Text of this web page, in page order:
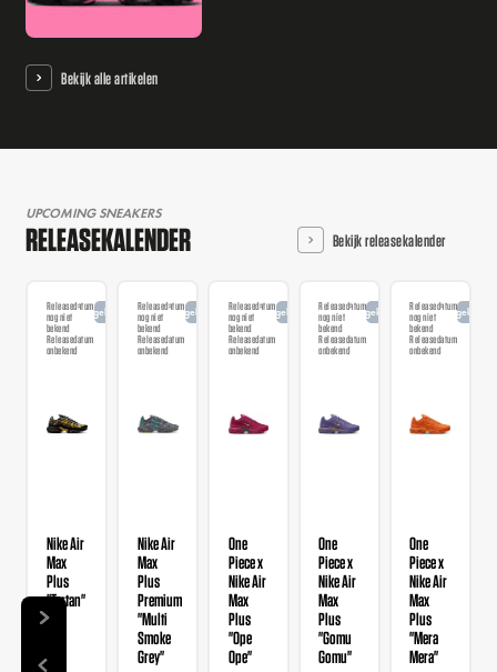
Bekijk alle artikelen
UPCOMING SNEAKERS
RELEASEKALENDER Bekijk releasekalender
Releasedatum
nog niet
bekend
Releasedatum
onbekend
Aangekondigd
Nike Air
Max
Plus
"Tartan"
Releasedatum
nog niet
bekend
Releasedatum
onbekend
Aangekondigd
Nike Air
Max
Plus
Premium
"Multi
Smoke
Grey"
Releasedatum
nog niet
bekend
Releasedatum
onbekend
Aangekondigd
One
Piece x
Nike Air
Max
Plus
"Ope
Ope"
Releasedatum
nog niet
bekend
Releasedatum
onbekend
Aangekondigd
One
Piece x
Nike Air
Max
Plus
"Gomu
Gomu"
Releasedatum
nog niet
bekend
Releasedatum
onbekend
One
Piece x
Nike Air
Max
Plus
"Mera
Mera"